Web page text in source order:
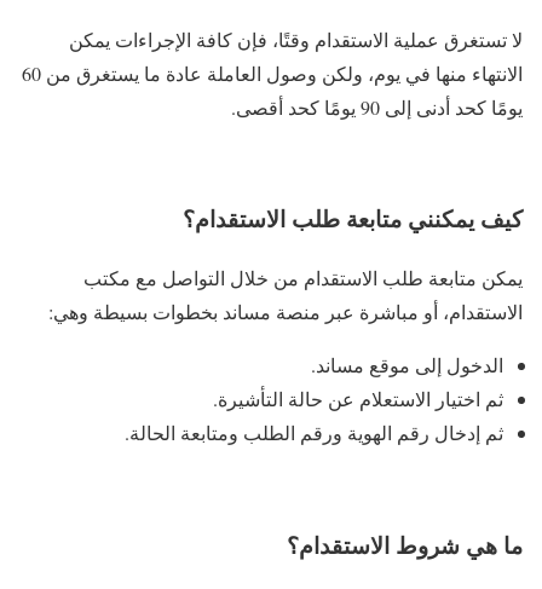
لا تستغرق عملية الاستقدام وقتًا، فإن كافة الإجراءات يمكن
الانتهاء منها في يوم، ولكن وصول العاملة عادة ما يستغرق من 60
يومًا كحد أدنى إلى 90 يومًا كحد أقصى.
كيف يمكنني متابعة طلب الاستقدام؟
يمكن متابعة طلب الاستقدام من خلال التواصل مع مكتب
الاستقدام، أو مباشرة عبر منصة مساند بخطوات بسيطة وهي:
الدخول إلى موقع مساند.
ثم اختيار الاستعلام عن حالة التأشيرة.
ثم إدخال رقم الهوية ورقم الطلب ومتابعة الحالة.
ما هي شروط الاستقدام؟